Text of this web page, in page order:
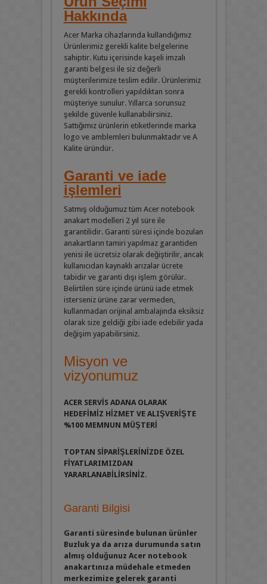
Hakkında
Acer Marka cihazlarında kullandığımız
Ürünlerimiz gerekli kalite belgelerine
sahiptir. Kutu içerisinde kaşeli imzalı
garanti belgesi ile siz değerli
müşterilerimize teslim edilir. Ürünlerimiz
gerekli kontrolleri yapıldıktan sonra
müşteriye sunulur. Yıllarca sorunsuz
şekilde güvenle kullanabilirsiniz.
Sattığımız ürünlerin etiketlerinde marka
logo ve amblemleri bulunmaktadır ve A
Kalite üründür.
Garanti ve iade
işlemleri
Satmış olduğumuz tüm Acer notebook
anakart modelleri 2 yıl süre ile
garantilidir. Garanti süresi içinde bozulan
anakartların tamiri yapılmaz garantiden
yenisi ile ücretsiz olarak değiştirilir, ancak
kullanıcıdan kaynaklı arızalar ücrete
tabidir ve garanti dışı işlem görülür.
Belirtilen süre içinde ürünü iade etmek
isterseniz ürüne zarar vermeden,
kullanmadan orijinal ambalajında eksiksiz
olarak size geldiği gibi iade edebilir yada
değişim yapabilirsiniz.
Misyon ve
vizyonumuz
ACER SERVİS ADANA OLARAK
HEDEFİMİZ HİZMET VE ALIŞVERİŞTE
%100 MEMNUN MÜŞTERİ
TOPTAN SİPARİŞLERİNİZDE ÖZEL
FİYATLARIMIZDAN
YARARLANABİLİRSİNİZ.
Garanti Bilgisi
Garanti süresinde bulunan ürünler
Buzluk ya da arıza durumunda satın
almış olduğunuz Acer notebook
anakartınıza müdehale etmeden
merkezimize gelerek garanti